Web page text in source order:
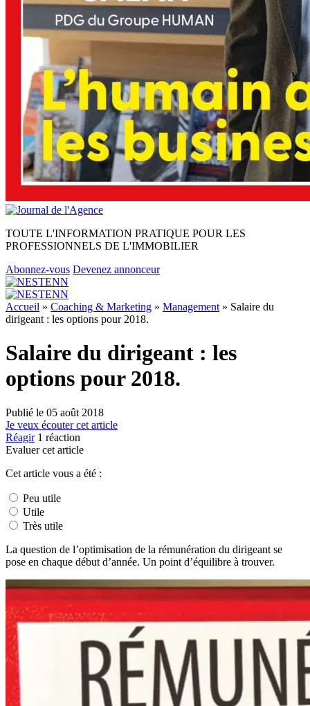
TOUTE L'INFORMATION PRATIQUE POUR LES
PROFESSIONNELS DE L'IMMOBILIER
Abonnez-vous Devenez annonceur
Accueil » Coaching & Marketing » Management » Salaire du
dirigeant : les options pour 2018.
Salaire du dirigeant : les
options pour 2018.
Publié le 05 août 2018
Je veux écouter cet article
Réagir 1 réaction
Evaluer cet article
Cet article vous a été :
Peu utile
Utile
Très utile
La question de l’optimisation de la rémunération du dirigeant se
pose en chaque début d’année. Un point d’équilibre à trouver.